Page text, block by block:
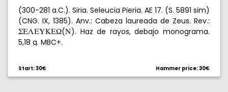
(300-281 a.C.). Siria. Seleucia Pieria. AE 17. (S. 5891 sim)
(CNG. IX, 1385). Anv.: Cabeza laureada de Zeus. Rev.:
WELEYKE[(N). Haz de rayos, debajo monograma.
5,18 g. MBC+.
Start: 30€ Hammer price: 30€